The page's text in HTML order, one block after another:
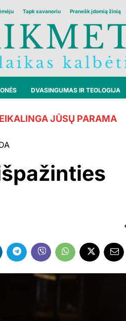
Tapk savanoriu Pranešk įdomią žinią
DVASINGUMAS IR TEOLOGIJA
JŪSŲ PARAMA